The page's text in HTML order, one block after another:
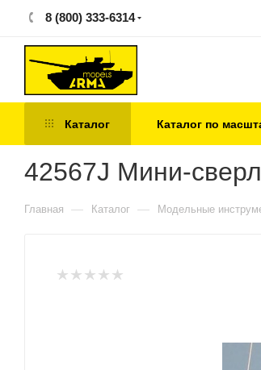
8 (800) 333-6314
Каталог Каталог по
42567J Мини-
Главная — Каталог — Модельные